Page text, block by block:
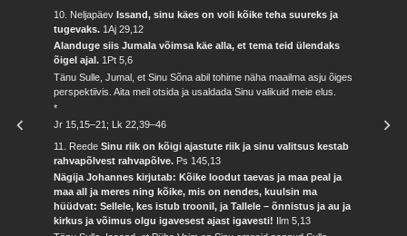
10. NeljapäevIssand, sinu käes on voli kõike teha suureks ja
tugevaks. 1Aj 29,12
Alanduge siis Jumala võimsa käe alla, et tema teid ülendaks
õigel ajal. 1Pt 5,6
Tänu Sulle, Jumal, et Sinu Sõna abil tohime näha maailma asju õiges
perspektiivis. Aita meil otsida ja usaldada Sinu valikuid meie elus.
*
Jr 15,15–21; Lk 22,39–46
11. ReedeSinu riik on kõigi ajastute riik ja sinu valitsus kestab
rahvapõlvest rahvapõlve. Ps 145,13
Nägija Johannes kirjutab: Kõike loodut taevas ja maa peal ja
maa all ja meres ning kõike, mis on nendes, kuulsin ma
hüüdvat: Sellele, kes istub troonil, ja Tallele – õnnistus ja au ja
kirkus ja võimus olgu igavesest ajast igavesti! Ilm 5,13